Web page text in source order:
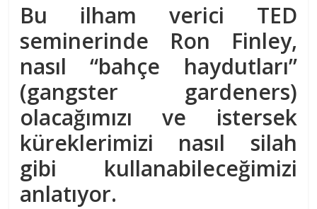
Bu ilham verici TED
seminerinde Ron Finley,
nasıl “bahçe haydutları”
(gangster gardeners)
olacağımızı ve istersek
küreklerimizi nasıl silah
gibi kullanabileceğimizi
anlatıyor.